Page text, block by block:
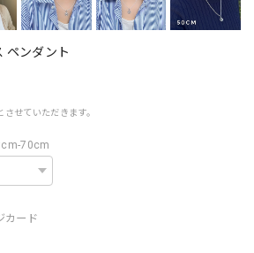
ペンダント
せていただきます。
70cm
カード